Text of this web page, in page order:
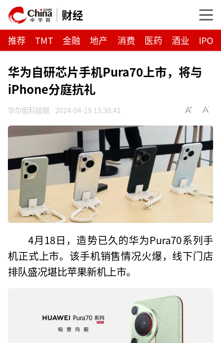
财经
推荐 TMT 金融 地产 消费 医药 酒业 IPO
华为自研芯片手机Pura70上市，将与
iPhone分庭抗礼
华尔街科技眼 2024-04-19 13:30:41
4月18日，造势已久的华为Pura70系列手
机正式上市。该手机销售情况火爆，线下门店
排队盛况堪比苹果新机上市。